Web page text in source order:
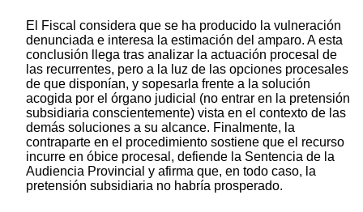
El Fiscal considera que se ha producido la vulneración
denunciada e interesa la estimación del amparo. A esta
conclusión llega tras analizar la actuación procesal de
las recurrentes, pero a la luz de las opciones procesales
de que disponían, y sopesarla frente a la solución
acogida por el órgano judicial (no entrar en la pretensión
subsidiaria conscientemente) vista en el contexto de las
demás soluciones a su alcance. Finalmente, la
contraparte en el procedimiento sostiene que el recurso
incurre en óbice procesal, defiende la Sentencia de la
Audiencia Provincial y afirma que, en todo caso, la
pretensión subsidiaria no habría prosperado.